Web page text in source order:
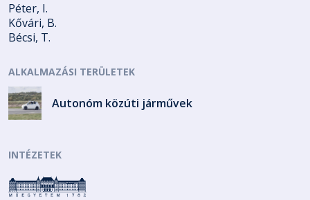
Péter, I.
Kővári, B.
Bécsi, T.
ALKALMAZÁSI TERÜLETEK
Autonóm közúti járművek
INTÉZETEK